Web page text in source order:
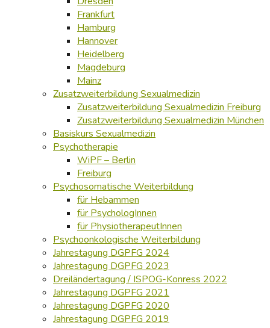
Frankfurt
Hamburg
Hannover
Heidelberg
Magdeburg
Mainz
Zusatzweiterbildung Sexualmedizin
Zusatzweiterbildung Sexualmedizin Freiburg
Zusatzweiterbildung Sexualmedizin München
Basiskurs Sexualmedizin
Psychotherapie
WiPF – Berlin
Freiburg
Psychosomatische Weiterbildung
für Hebammen
für PsychologInnen
für PhysiotherapeutInnen
Psychoonkologische Weiterbildung
Jahrestagung DGPFG 2024
Jahrestagung DGPFG 2023
Dreiländertagung / ISPOG-Konress 2022
Jahrestagung DGPFG 2021
Jahrestagung DGPFG 2020
Jahrestagung DGPFG 2019